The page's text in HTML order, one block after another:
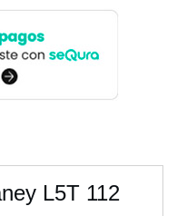
L5T 112